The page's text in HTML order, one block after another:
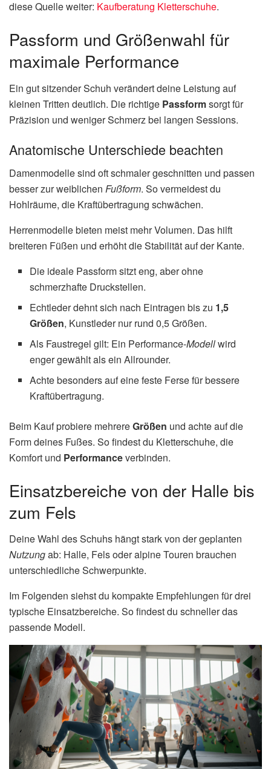
diese Quelle weiter: Kaufberatung Kletterschuhe.
Passform und Größenwahl für
maximale Performance
Ein gut sitzender Schuh verändert deine Leistung auf
kleinen Tritten deutlich. Die richtige Passformsorgt für
Präzision und weniger Schmerz bei langen Sessions.
Anatomische Unterschiede beachten
Damenmodelle sind oft schmaler geschnitten und passen
besser zur weiblichen Fußform. So vermeidest du
Hohlräume, die Kraftübertragung schwächen.
Herrenmodelle bieten meist mehr Volumen. Das hilft
breiteren Füßen und erhöht die Stabilität auf der Kante.
Die ideale Passform sitzt eng, aber ohne
schmerzhafte Druckstellen.
Echtleder dehnt sich nach Eintragen bis zu 1,5
Größen, Kunstleder nur rund 0,5 Größen.
Als Faustregel gilt: Ein Performance-Modellwird
enger gewählt als ein Allrounder.
Achte besonders auf eine feste Ferse für bessere
Kraftübertragung.
Beim Kauf probiere mehrereGrößen und achte auf die
Form deines Fußes. So findest du Kletterschuhe, die
Komfort und Performanceverbinden.
Einsatzbereiche von der Halle bis
zum Fels
Deine Wahl des Schuhs hängt stark von der geplanten
Nutzungab: Halle, Fels oder alpine Touren brauchen
unterschiedliche Schwerpunkte.
Im Folgenden siehst du kompakte Empfehlungen für drei
typische Einsatzbereiche. So findest du schneller das
passende Modell.